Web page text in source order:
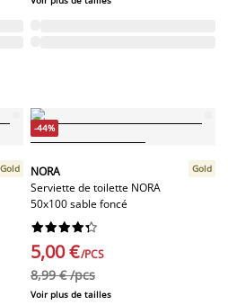
Gold
-44%
NORA
Serviette de toilette NORA
50x100 sable foncé
Gold






5,00 €/PCS
8,99 € /pcs
Voir plus de tailles